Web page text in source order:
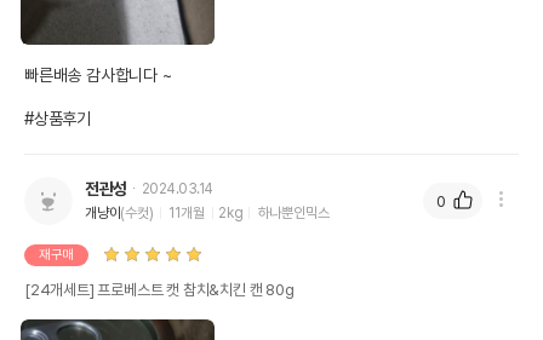
빠른배송 감사합니다 ~
#상품후기
전관성
2024.03.14
개냥이 (수컷) 11개월 2kg 하나뿐인믹스
재구매
[24개세트] 프로베스트 캣 참치&치킨 캔 80g
0